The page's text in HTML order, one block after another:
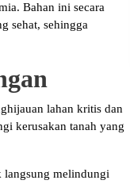
Bahan ini secara
sehat, sehingga
lahan kritis dan
kerusakan tanah yang
langsung melindungi